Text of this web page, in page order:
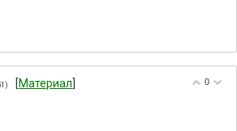
0
[Материал